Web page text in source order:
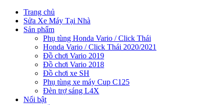
Trang chủ
Sửa Xe Máy Tại Nhà
Sản phẩm
Phụ tùng Honda Vario / Click Thái
Honda Vario / Click Thái 2020/2021
Đồ chơi Vario 2019
Đồ chơi Vario 2018
Đồ chơi xe SH
Phụ tùng xe máy Cup C125
Đèn trợ sáng L4X
Nổi bật